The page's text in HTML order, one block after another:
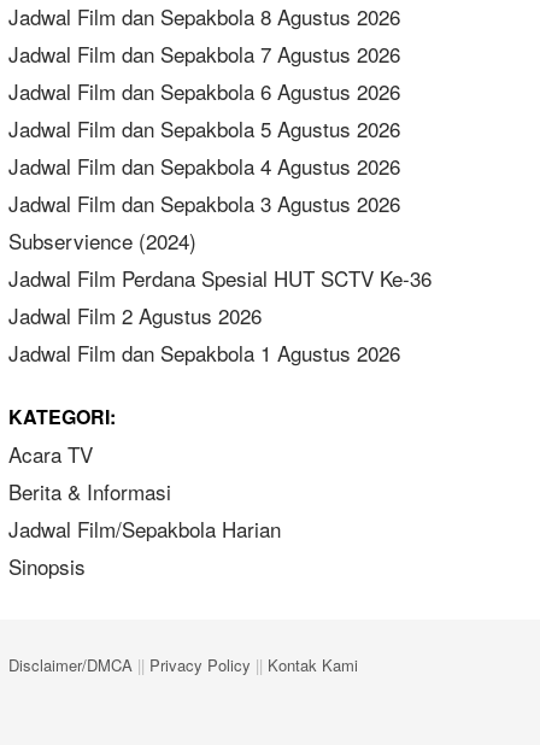
Jadwal Film dan Sepakbola 8 Agustus 2026
Jadwal Film dan Sepakbola 7 Agustus 2026
Jadwal Film dan Sepakbola 6 Agustus 2026
Jadwal Film dan Sepakbola 5 Agustus 2026
Jadwal Film dan Sepakbola 4 Agustus 2026
Jadwal Film dan Sepakbola 3 Agustus 2026
Subservience (2024)
Jadwal Film Perdana Spesial HUT SCTV Ke-36
Jadwal Film 2 Agustus 2026
Jadwal Film dan Sepakbola 1 Agustus 2026
KATEGORI:
Acara TV
Berita & Informasi
Jadwal Film/Sepakbola Harian
Sinopsis
Disclaimer/DMCA || Privacy Policy || Kontak Kami